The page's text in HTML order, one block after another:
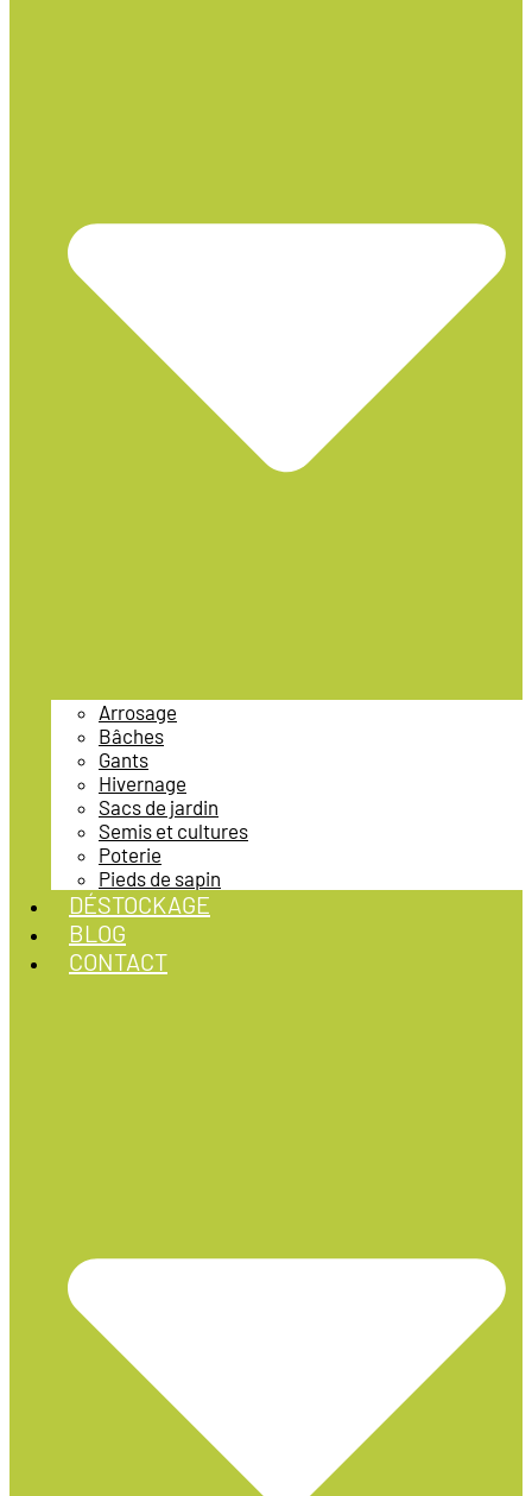
Arrosage
Bâches
Gants
Hivernage
Sacs de jardin
Semis et cultures
Poterie
Pieds de sapin
DÉSTOCKAGE
BLOG
CONTACT